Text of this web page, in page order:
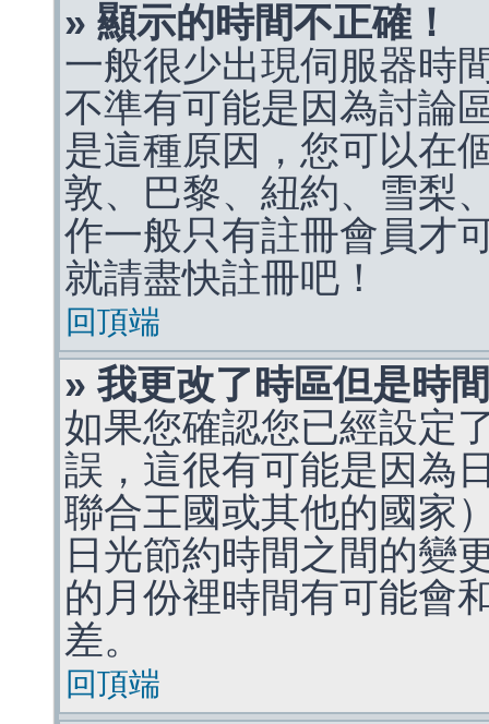
» 顯示的時間不正確！
一般很少出現伺服器時
不準有可能是因為討論
是這種原因，您可以在
敦、巴黎、紐約、雪梨
作一般只有註冊會員才
就請盡快註冊吧！
回頂端
» 我更改了時區但是時
如果您確認您已經設定
誤，這很有可能是因為
聯合王國或其他的國家
日光節約時間之間的變
的月份裡時間有可能會
差。
回頂端